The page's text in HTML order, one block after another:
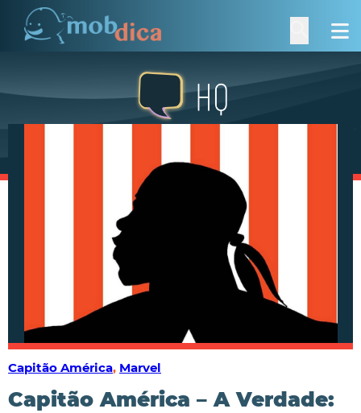
Capitão América, Marvel
Capitão América – A Verdade: